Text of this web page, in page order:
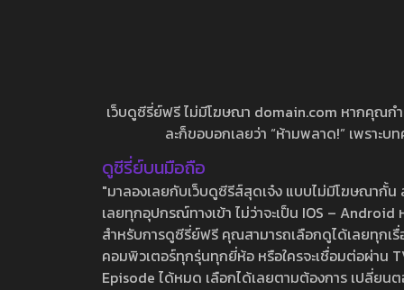
เว็บดูซีรี่ย์ฟรี ไม่มีโฆษณา domain.com หากคุณก
ละก็ขอบอกเลยว่า “ห้ามพลาด!” เพราะ
ดูซีรี่ย์บนมือถือ
"มาลองเลยกับเว็บดูซีรีส์สุดเจ๋ง แบบไม่มีโฆษณากั้
เลยทุกอุปกรณ์ทางเข้า ไม่ว่าจะเป็น IOS –
สำหรับการดูซีรี่ย์ฟรี คุณสามารถเลือกดูได้เลยทุกเ
คอมพิวเตอร์ทุกรุ่นทุกยี่ห้อ หรือใครจะเชื่อมต่อผ่าน
Episode ได้หมด เลือกได้เลยตามต้องการ เปลี่ยน